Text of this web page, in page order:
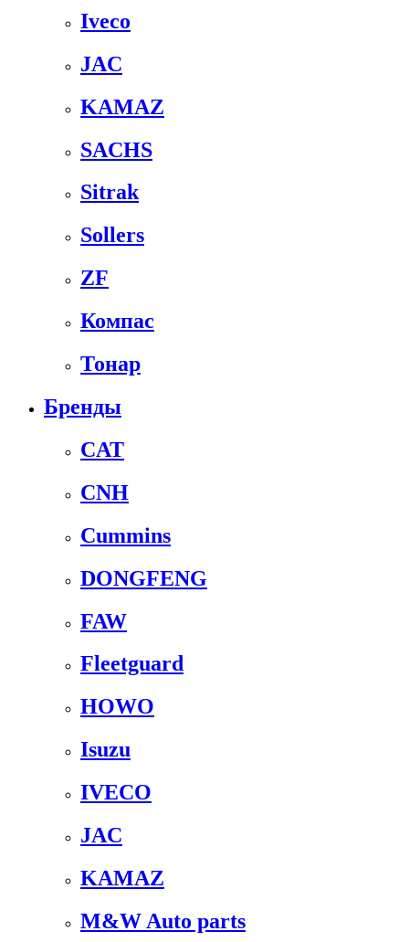
Iveco
JAC
KAMAZ
SACHS
Sitrak
Sollers
ZF
Компас
Тонар
Бренды
CAT
CNH
Cummins
DONGFENG
FAW
Fleetguard
HOWO
Isuzu
IVECO
JAC
KAMAZ
M&W Auto parts